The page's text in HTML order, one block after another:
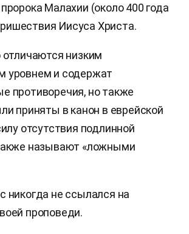
Малахии (около 400 года
Иисуса Христа.
отличаются низким
уровнем и содержат
противоречия, но также
приняты в канон в еврейской
отсутствия подлинной
называют «ложными
никогда не ссылался на
проповеди.